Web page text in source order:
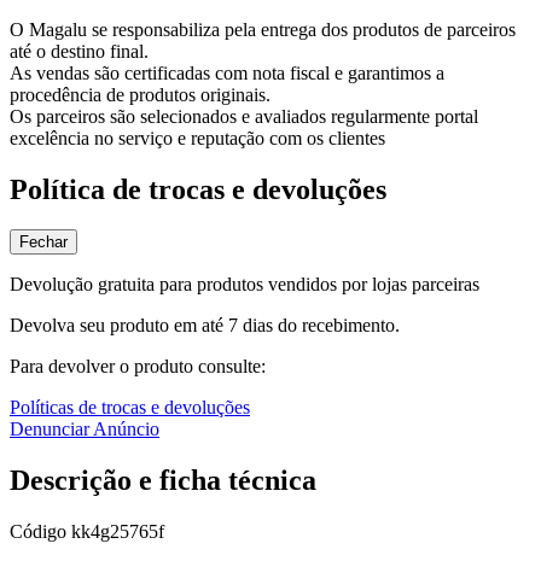
O Magalu se responsabiliza pela entrega dos produtos de parceiros
até o destino final.
As vendas são certificadas com nota fiscal e garantimos a
procedência de produtos originais.
Os parceiros são selecionados e avaliados regularmente portal
excelência no serviço e reputação com os clientes
Política de trocas e devoluções
Fechar
Devolução gratuita para produtos vendidos por lojas parceiras
Devolva seu produto em até 7 dias do recebimento.
Para devolver o produto consulte:
Políticas de trocas e devoluções
Denunciar Anúncio
Descrição e ficha técnica
Código kk4g25765f